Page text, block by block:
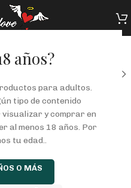
años?
para adultos.
tipo de contenido
y comprar en
al menos 18 años. Por
tu edad..
O MÁS